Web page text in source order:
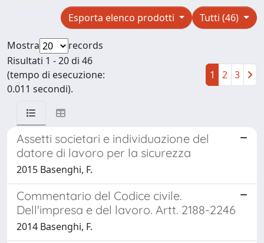
Tutti (46)
Esporta elenco prodotti
Mostra
records
Risultati 1 - 20 di 46
(tempo di esecuzione:
0.011 secondi).
1 2 3
Assetti societari e individuazione del
datore di lavoro per la sicurezza
2015 Basenghi, F.
Commentario del Codice civile.
Dell'impresa e del lavoro. Artt. 2188-2246
2014 Basenghi, F.